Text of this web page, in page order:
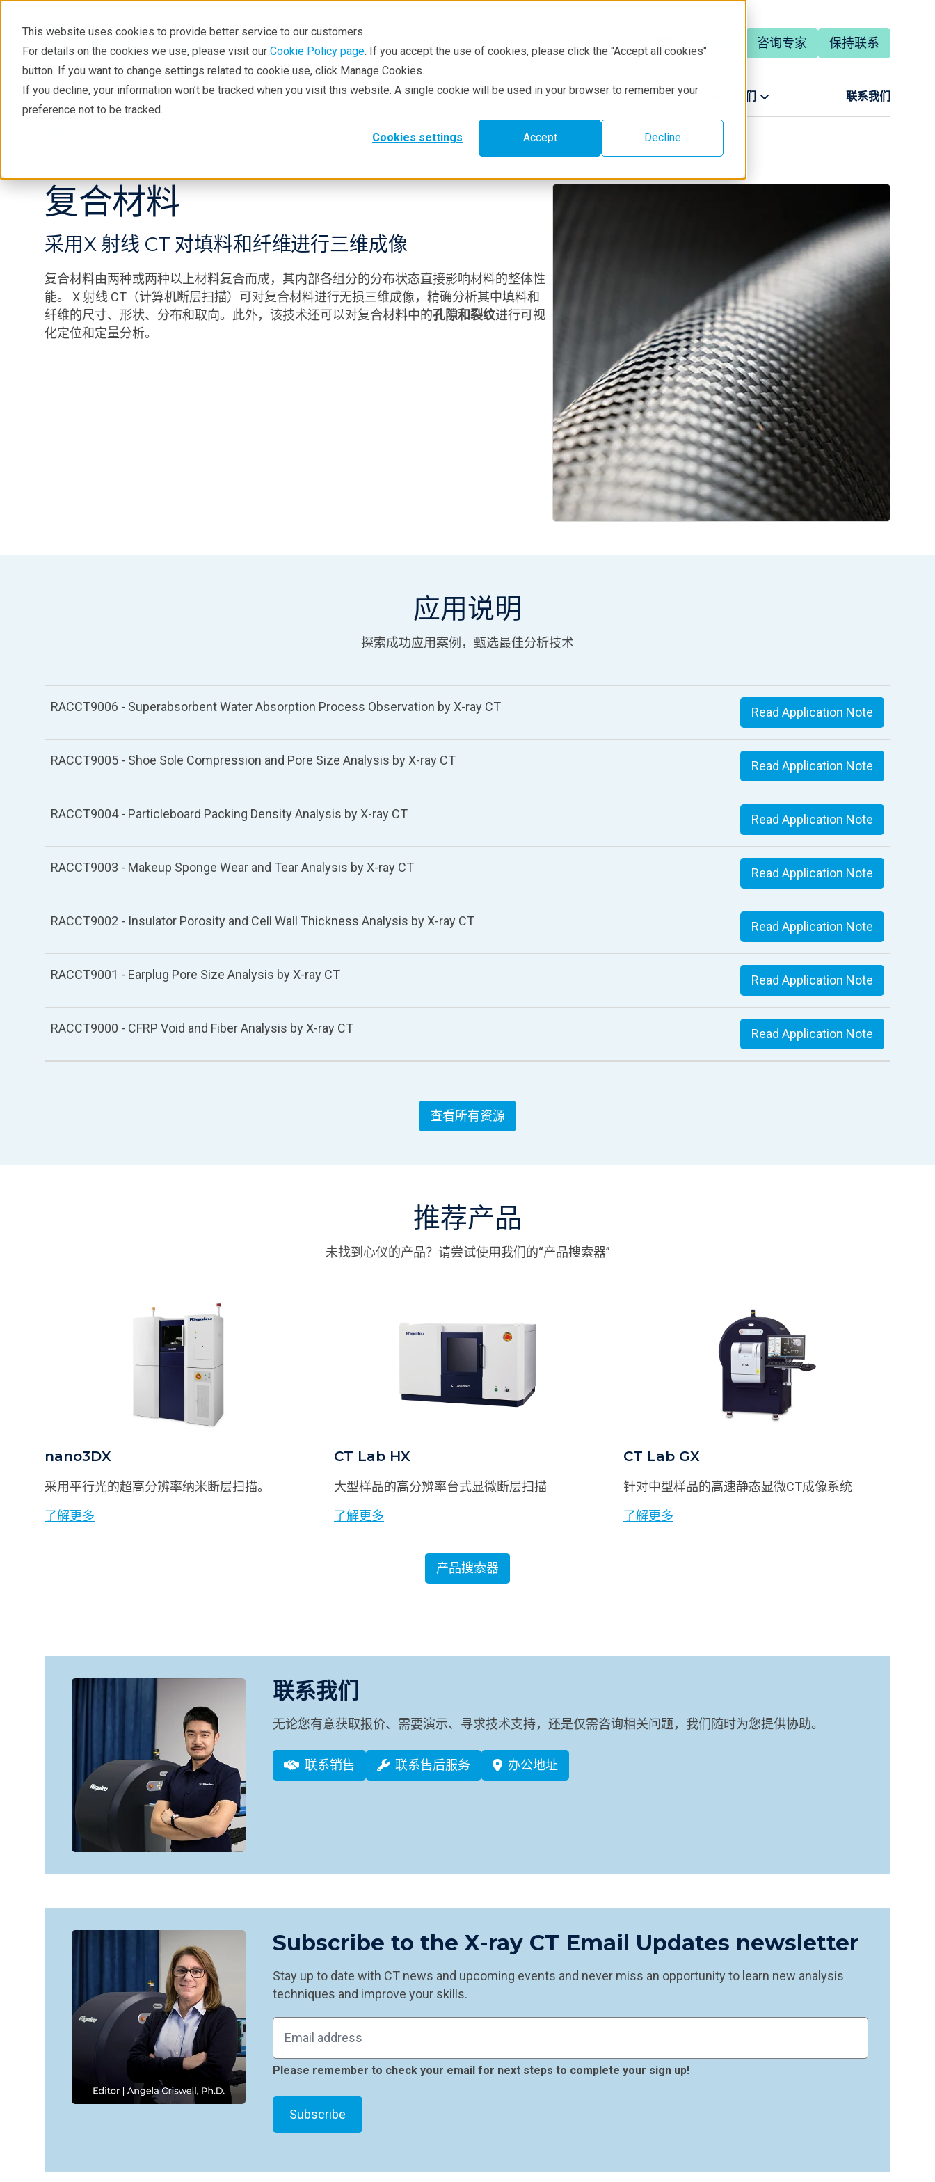
This website uses cookies to provide better service to our customers
For details on the cookies we use, please visit our Cookie Policy page. If you accept the use of cookies, please click the "Accept all cookies"
button. If you want to change settings related to cookie use, click Manage Cookies.
If you decline, your information won’t be tracked when you visit this website. A single cookie will be used in your browser to remember your
preference not to be tracked.
Cookies settings Accept Decline
咨询专家 保持联系
产品中心 行业应用 技术方法 资源中心 服务与支持 关于我们 联系我们
复合材料
采用X 射线 CT 对填料和纤维进行三维成像
复合材料由两种或两种以上材料复合而成，其内部各组分的分布状态直接影响材料的整体性
能。 X 射线 CT（计算机断层扫描）可对复合材料进行无损三维成像，精确分析其中填料和
纤维的尺寸、形状、分布和取向。此外，该技术还可以对复合材料中的孔隙和裂纹进行可视
化定位和定量分析。
应用说明
探索成功应用案例，甄选最佳分析技术
RACCT9006 - Superabsorbent Water Absorption Process Observation by X-ray CT Read Application Note
RACCT9005 - Shoe Sole Compression and Pore Size Analysis by X-ray CT Read Application Note
RACCT9004 - Particleboard Packing Density Analysis by X-ray CT Read Application Note
RACCT9003 - Makeup Sponge Wear and Tear Analysis by X-ray CT Read Application Note
RACCT9002 - Insulator Porosity and Cell Wall Thickness Analysis by X-ray CT Read Application Note
RACCT9001 - Earplug Pore Size Analysis by X-ray CT Read Application Note
RACCT9000 - CFRP Void and Fiber Analysis by X-ray CT Read Application Note
查看所有资源
推荐产品
未找到心仪的产品？请尝试使用我们的“产品搜索器”
nano3DX
采用平行光的超高分辨率纳米断层扫描。
了解更多
CT Lab HX
大型样品的高分辨率台式显微断层扫描
了解更多
CT Lab GX
针对中型样品的高速静态显微CT成像系统
了解更多
产品搜索器
联系我们
无论您有意获取报价、需要演示、寻求技术支持，还是仅需咨询相关问题，我们随时为您提供协助。
联系销售 联系售后服务 办公地址
Subscribe to the X-ray CT Email Updates newsletter
Stay up to date with CT news and upcoming events and never miss an opportunity to learn new analysis
techniques and improve your skills.
Please remember to check your email for next steps to complete your sign up!